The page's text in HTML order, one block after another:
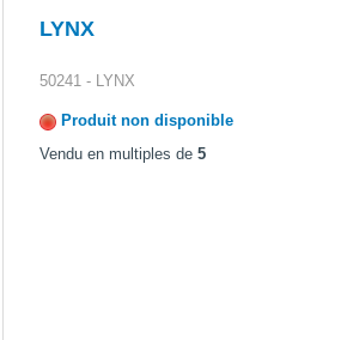
LYNX
50241 - LYNX
Produit non disponible
Vendu en multiples de5